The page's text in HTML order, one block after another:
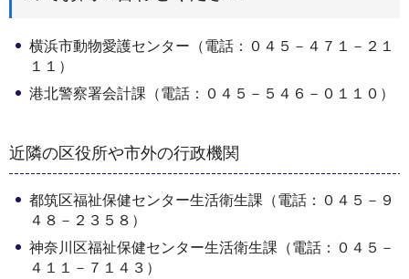
横浜市動物愛護センター（電話：０４５－４７１－２１
１１）
港北警察署会計課（電話：０４５－５４６－０１１０）
近隣の区役所や市外の行政機関
都筑区福祉保健センター生活衛生課（電話：０４５－９
４８－２３５８）
神奈川区福祉保健センター生活衛生課（電話：０４５－
４１１－７１４３）